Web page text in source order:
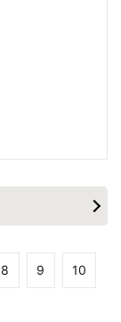
8 9 10